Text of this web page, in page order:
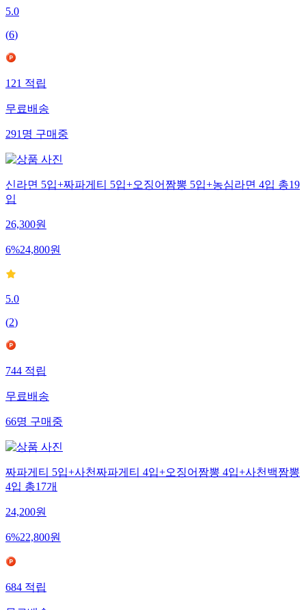
5.0
(6)
121적립
무료배송
291명구매중
신라면 5입+짜파게티 5입+오징어짬뽕 5입+농심라면 4입 총19
입
26,300원
6%24,800원
5.0
(2)
744적립
무료배송
66명구매중
짜파게티 5입+사천짜파게티 4입+오징어짬뽕 4입+사천백짬뽕
4입 총17개
24,200원
6%22,800원
684적립